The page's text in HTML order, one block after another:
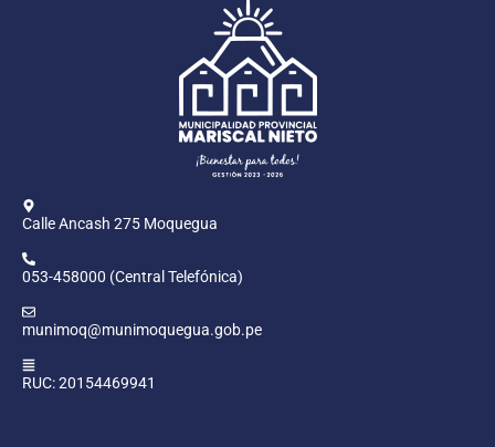
Calle Ancash 275 Moquegua
053-458000 (Central Telefónica)
munimoq@munimoquegua.gob.pe
RUC: 20154469941